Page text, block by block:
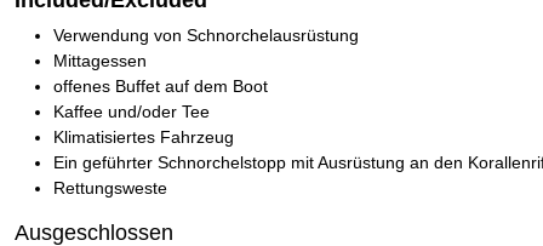
Verwendung von Schnorchelausrüstung
Mittagessen
offenes Buffet auf dem Boot
Kaffee und/oder Tee
Klimatisiertes Fahrzeug
Ein geführter Schnorchelstopp mit Ausrüstung an den
Rettungsweste
Ausgeschlossen